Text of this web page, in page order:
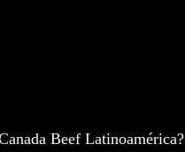
Beef Latinoamérica?